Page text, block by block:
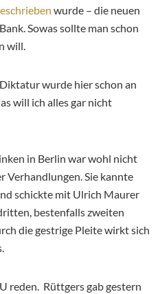
wurde – die neuen
Sowas sollte man schon
will.
wurde hier schon an
will ich alles gar nicht
in Berlin war wohl nicht
Verhandlungen. Sie kannte
schickte mit Ulrich Maurer
bestenfalls zweiten
die gestrige Pleite wirkt sich
reden. Rüttgers gab gestern